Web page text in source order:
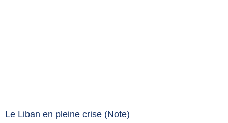
Le Liban en pleine crise (Note)